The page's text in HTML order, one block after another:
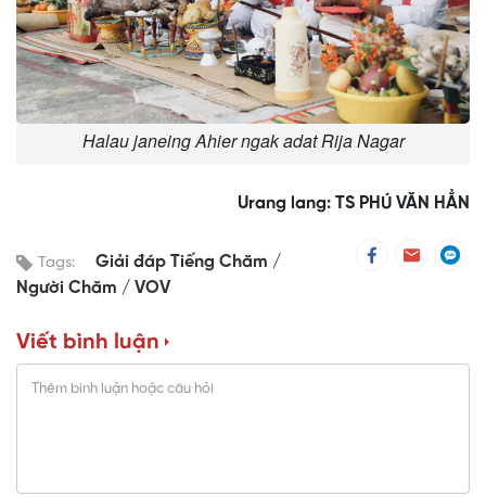
Halau janeing Ahier ngak adat Rija Nagar
Urang lang: TS PHÚ VĂN HẲN
Tags:
Giải đáp Tiếng Chăm
Người Chăm
VOV
Viết bình luận